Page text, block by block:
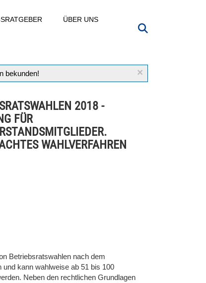
ÜBER UNS
×
bekunden!
2018 -
FÜR
WAHLVERFAHREN
Betriebsratswahlen nach dem
kann wahlweise ab 51 bis 100
Neben den rechtlichen Grundlagen